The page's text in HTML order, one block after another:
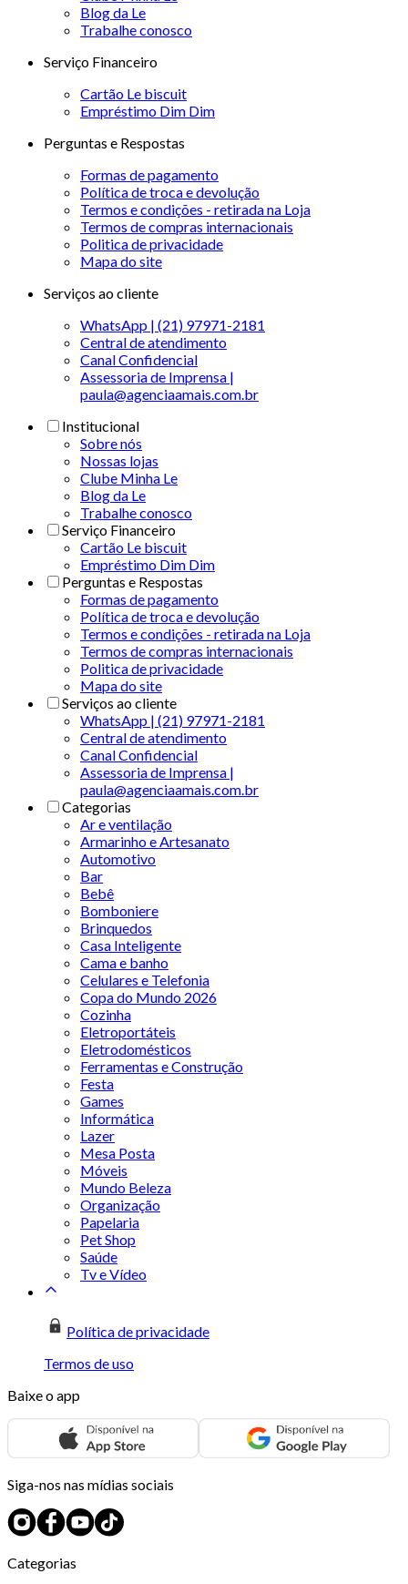
Blog da Le
Trabalhe conosco
Serviço Financeiro
Cartão Le biscuit
Empréstimo Dim Dim
Perguntas e Respostas
Formas de pagamento
Política de troca e devolução
Termos e condições - retirada na Loja
Termos de compras internacionais
Politica de privacidade
Mapa do site
Serviços ao cliente
WhatsApp | (21) 97971-2181
Central de atendimento
Canal Confidencial
Assessoria de Imprensa |
paula@agenciaamais.com.br
Institucional
Sobre nós
Nossas lojas
Clube Minha Le
Blog da Le
Trabalhe conosco
Serviço Financeiro
Cartão Le biscuit
Empréstimo Dim Dim
Perguntas e Respostas
Formas de pagamento
Política de troca e devolução
Termos e condições - retirada na Loja
Termos de compras internacionais
Politica de privacidade
Mapa do site
Serviços ao cliente
WhatsApp | (21) 97971-2181
Central de atendimento
Canal Confidencial
Assessoria de Imprensa |
paula@agenciaamais.com.br
Categorias
Ar e ventilação
Armarinho e Artesanato
Automotivo
Bar
Bebê
Bomboniere
Brinquedos
Casa Inteligente
Cama e banho
Celulares e Telefonia
Copa do Mundo 2026
Cozinha
Eletroportáteis
Eletrodomésticos
Ferramentas e Construção
Festa
Games
Informática
Lazer
Mesa Posta
Móveis
Mundo Beleza
Organização
Papelaria
Pet Shop
Saúde
Tv e Vídeo
Política de privacidade
Termos de uso
Baixe o app
Siga-nos nas mídias sociais
Categorias